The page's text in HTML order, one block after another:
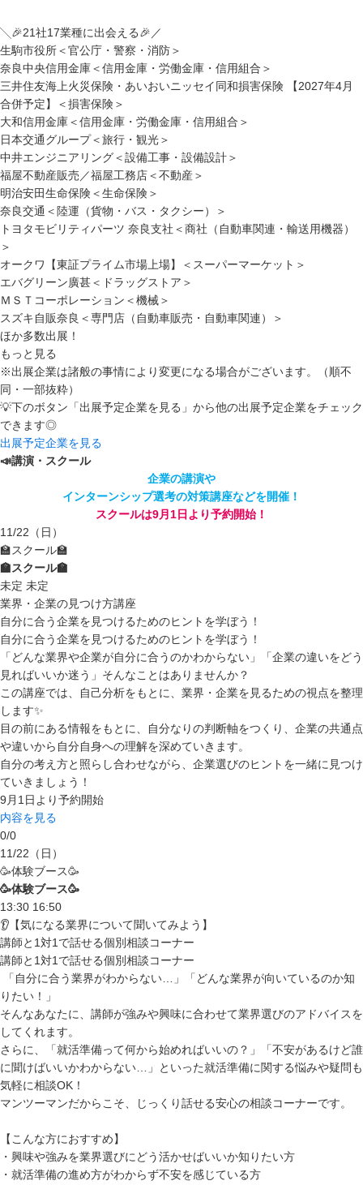
╲🎉21社17業種に出会える🎉／
生駒市役所＜官公庁・警察・消防＞
奈良中央信用金庫＜信用金庫・労働金庫・信用組合＞
三井住友海上火災保険・あいおいニッセイ同和損害保険 【2027年4月
合併予定】＜損害保険＞
大和信用金庫＜信用金庫・労働金庫・信用組合＞
日本交通グループ＜旅行・観光＞
中井エンジニアリング＜設備工事・設備設計＞
福屋不動産販売／福屋工務店＜不動産＞
明治安田生命保険＜生命保険＞
奈良交通＜陸運（貨物・バス・タクシー）＞
トヨタモビリティパーツ 奈良支社＜商社（自動車関連・輸送用機器）
＞
オークワ【東証プライム市場上場】＜スーパーマーケット＞
エバグリーン廣甚＜ドラッグストア＞
ＭＳＴコーポレーション＜機械＞
スズキ自販奈良＜専門店（自動車販売・自動車関連）＞
ほか多数出展！
もっと見る
※出展企業は諸般の事情により変更になる場合がございます。（順不
同・一部抜粋）
💡下のボタン「出展予定企業を見る」から他の出展予定企業をチェック
できます◎
出展予定企業を見る
📣講演・スクール
企業の講演や
インターンシップ選考の対策講座などを開催！
スクールは9月1日より予約開始！
11/22 （日）
🏫スクール🏫
🏫スクール🏫
未定 未定
業界・企業の見つけ方講座
自分に合う企業を見つけるためのヒントを学ぼう！
自分に合う企業を見つけるためのヒントを学ぼう！
「どんな業界や企業が自分に合うのかわからない」「企業の違いをどう
見ればいいか迷う」そんなことはありませんか？
この講座では、自己分析をもとに、業界・企業を見るための視点を整理
します✨
目の前にある情報をもとに、自分なりの判断軸をつくり、企業の共通点
や違いから自分自身への理解を深めていきます。
自分の考え方と照らし合わせながら、企業選びのヒントを一緒に見つけ
ていきましょう！
9月1日より予約開始
内容を見る
0/0
11/22 （日）
🥳体験ブース🥳
🥳体験ブース🥳
13:30 16:50
👂【気になる業界について聞いてみよう】
講師と1対1で話せる個別相談コーナー
講師と1対1で話せる個別相談コーナー
「自分に合う業界がわからない…」「どんな業界が向いているのか知
りたい！」
そんなあなたに、講師が強みや興味に合わせて業界選びのアドバイスを
してくれます。
さらに、「就活準備って何から始めればいいの？」「不安があるけど誰
に聞けばいいかわからない…」といった就活準備に関する悩みや疑問も
気軽に相談OK！
マンツーマンだからこそ、じっくり話せる安心の相談コーナーです。
【こんな方におすすめ】
・興味や強みを業界選びにどう活かせばいいか知りたい方
・就活準備の進め方がわからず不安を感じている方